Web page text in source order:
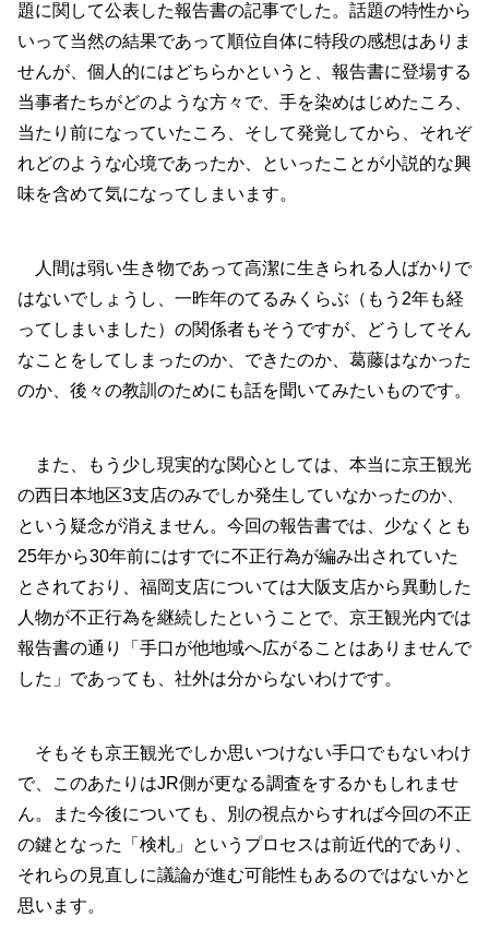
題に関して公表した報告書の記事でした。話題の特性から
いって当然の結果であって順位自体に特段の感想はありま
せんが、個人的にはどちらかというと、報告書に登場する
当事者たちがどのような方々で、手を染めはじめたころ、
当たり前になっていたころ、そして発覚してから、それぞ
れどのような心境であったか、といったことが小説的な興
味を含めて気になってしまいます。
人間は弱い生き物であって高潔に生きられる人ばかりで
はないでしょうし、一昨年のてるみくらぶ（もう2年も経
ってしまいました）の関係者もそうですが、どうしてそん
なことをしてしまったのか、できたのか、葛藤はなかった
のか、後々の教訓のためにも話を聞いてみたいものです。
また、もう少し現実的な関心としては、本当に京王観光
の西日本地区3支店のみでしか発生していなかったのか、
という疑念が消えません。今回の報告書では、少なくとも
25年から30年前にはすでに不正行為が編み出されていた
とされており、福岡支店については大阪支店から異動した
人物が不正行為を継続したということで、京王観光内では
報告書の通り「手口が他地域へ広がることはありませんで
した」であっても、社外は分からないわけです。
そもそも京王観光でしか思いつけない手口でもないわけ
で、このあたりはJR側が更なる調査をするかもしれませ
ん。また今後についても、別の視点からすれば今回の不正
の鍵となった「検札」というプロセスは前近代的であり、
それらの見直しに議論が進む可能性もあるのではないかと
思います。